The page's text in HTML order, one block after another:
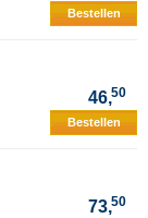
Bestellen
46,50
Bestellen
73,50